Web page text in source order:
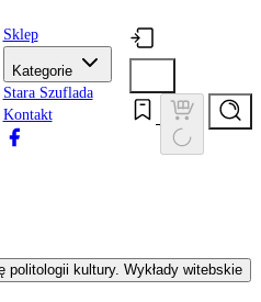
Sklep
Kategorie
Stara Szuflada
Kontakt